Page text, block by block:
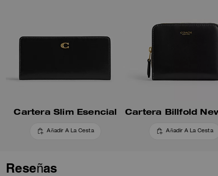
Cartera Slim Esencial
Añadir A La Cesta Añadir A La Cesta
Reseñas